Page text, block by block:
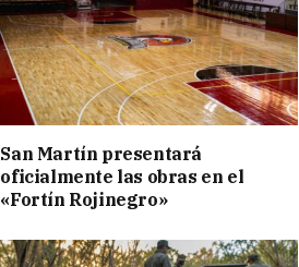
San Martín presentará
oficialmente las obras en el
«Fortín Rojinegro»